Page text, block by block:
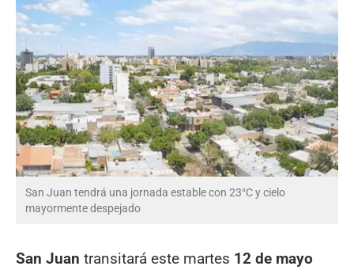
San Juan tendrá una jornada estable con 23°C y cielo
mayormente despejado
San Juan transitará este martes 12 de mayo